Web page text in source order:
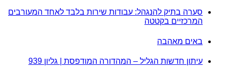
סערה בתיק להנגהל: עבודות שירות בלבד לאחד המעורבים
המרכזיים בקטטה
באים מאהבה
עיתון חדשות הגליל – המהדורה המודפסת | גליון 939